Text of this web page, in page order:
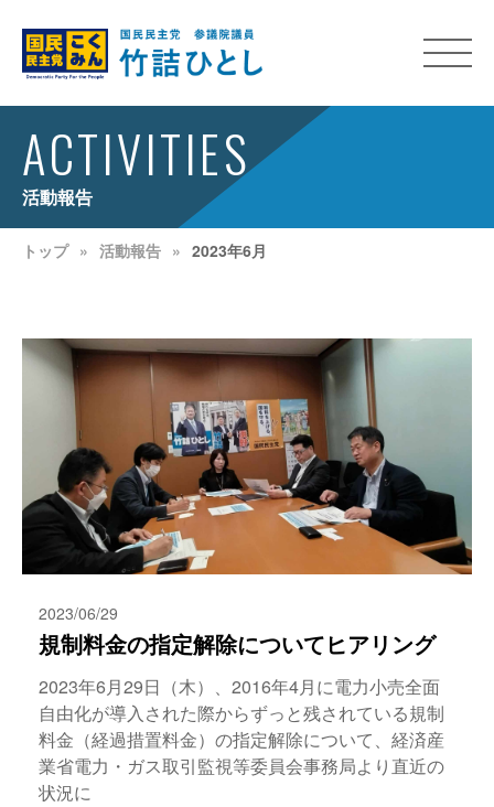
ACTIVITIES
活動報告
トップ 活動報告 2023年6月
2023/06/29
規制料金の指定解除についてヒアリング
2023年6月29日（木）、2016年4月に電力小売全面
自由化が導入された際からずっと残されている規制
料金（経過措置料金）の指定解除について、経済産
業省電力・ガス取引監視等委員会事務局より直近の
状況に